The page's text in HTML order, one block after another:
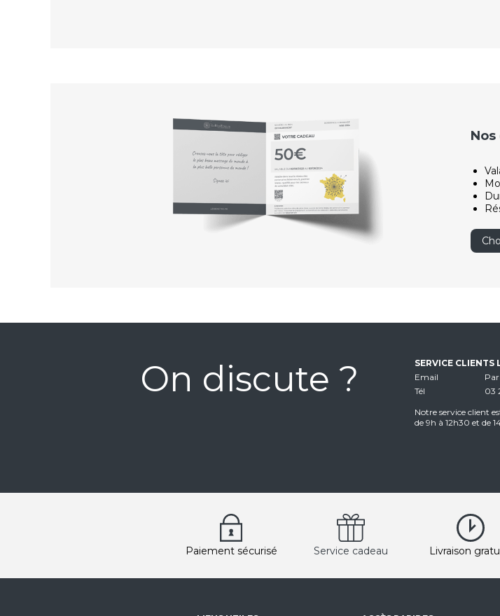
On discute ?
SERVICE
Email
Tél
03
Notre service client
de 9h à 12h30 et de
Paiement sécurisé Service cadeau Livraison